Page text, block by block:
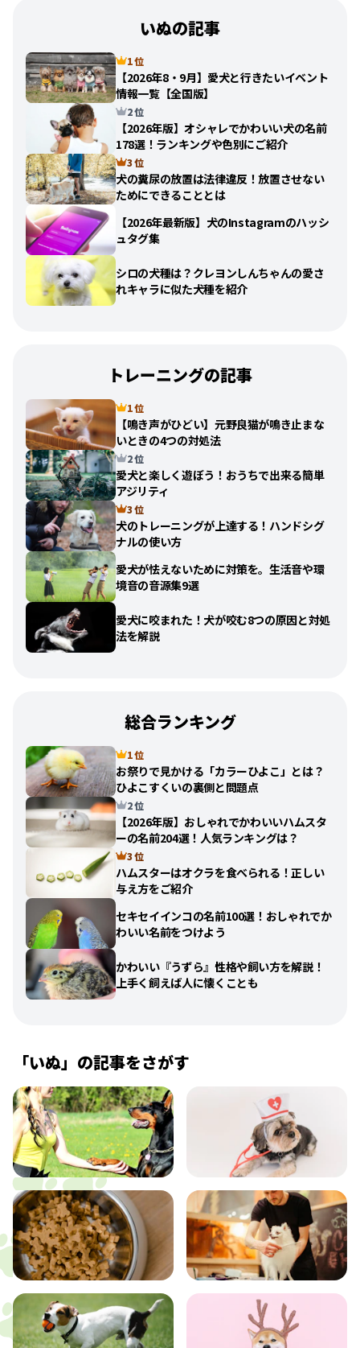
いぬの記事
1 位
【2026年8・9月】愛犬と行きたいイベント
情報一覧【全国版】
2 位
【2026年版】オシャレでかわいい犬の名前
178選！ランキングや色別にご紹介
3 位
犬の糞尿の放置は法律違反！放置させない
ためにできることとは
【2026年最新版】犬のInstagramのハッシ
ュタグ集
シロの犬種は？クレヨンしんちゃんの愛さ
れキャラに似た犬種を紹介
トレーニングの記事
1 位
【鳴き声がひどい】元野良猫が鳴き止まな
いときの4つの対処法
2 位
愛犬と楽しく遊ぼう！おうちで出来る簡単
アジリティ
3 位
犬のトレーニングが上達する！ハンドシグ
ナルの使い方
愛犬が怯えないために対策を。生活音や環
境音の音源集9選
愛犬に咬まれた！犬が咬む8つの原因と対処
法を解説
総合ランキング
1 位
お祭りで見かける「カラーひよこ」とは？
ひよこすくいの裏側と問題点
2 位
【2026年版】おしゃれでかわいいハムスタ
ーの名前204選！人気ランキングは？
3 位
ハムスターはオクラを食べられる！正しい
与え方をご紹介
セキセイインコの名前100選！おしゃれでか
わいい名前をつけよう
かわいい『うずら』性格や飼い方を解説！
上手く飼えば人に懐くことも
「いぬ」の記事をさがす
飼い方 健康
食事 お手入れ